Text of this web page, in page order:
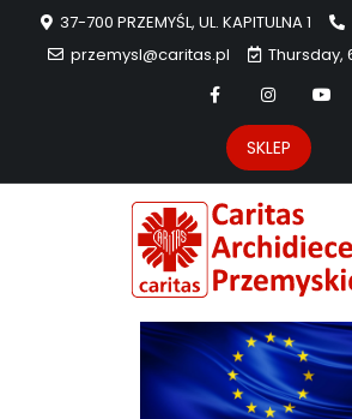
37-700 PRZEMYŚL, UL. KAPITULNA 1
przemysl@caritas.pl
Thursday,
SKLEP